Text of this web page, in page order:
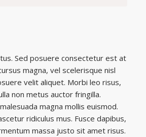
Sed posuere consectetur est at
magna, vel scelerisque nisl
velit aliquet. Morbi leo risus,
non metus auctor fringilla.
magna mollis euismod.
ridiculus mus. Fusce dapibus,
massa justo sit amet risus.